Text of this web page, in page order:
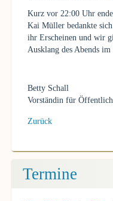
Kurz vor 22:00 Uhr
Kai Müller bedankte
ihr Erscheinen und wir
Ausklang des Abends im
Betty Schall
Vorständin für
Zurück
Termine